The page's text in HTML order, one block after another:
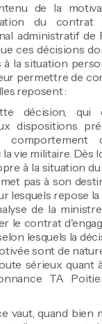
de la
du contrat
administratif de
ces décisions
la situation
permettre de
reposent :
décision, qui
dispositions
comportement
vie militaire. Dès
à la situation
pas à son
lesquels repose
de la
le contrat
lesquels la
sont de
sérieux quant
TA
vaut, quand bien